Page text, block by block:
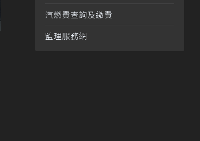
汽燃費查詢及繳費
監理服務網